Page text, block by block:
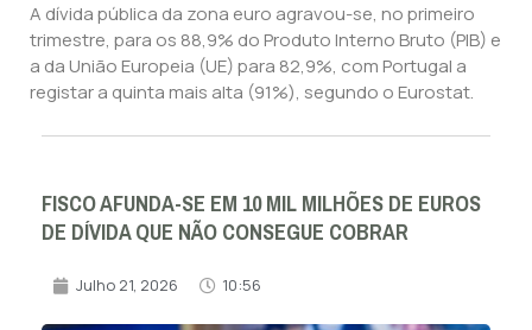
A dívida pública da zona euro agravou-se, no primeiro
trimestre, para os 88,9% do Produto Interno Bruto (PIB) e
a da União Europeia (UE) para 82,9%, com Portugal a
registar a quinta mais alta (91%), segundo o Eurostat.
FISCO AFUNDA-SE EM 10 MIL MILHÕES DE EUROS
DE DÍVIDA QUE NÃO CONSEGUE COBRAR
Julho 21, 2026 10:56